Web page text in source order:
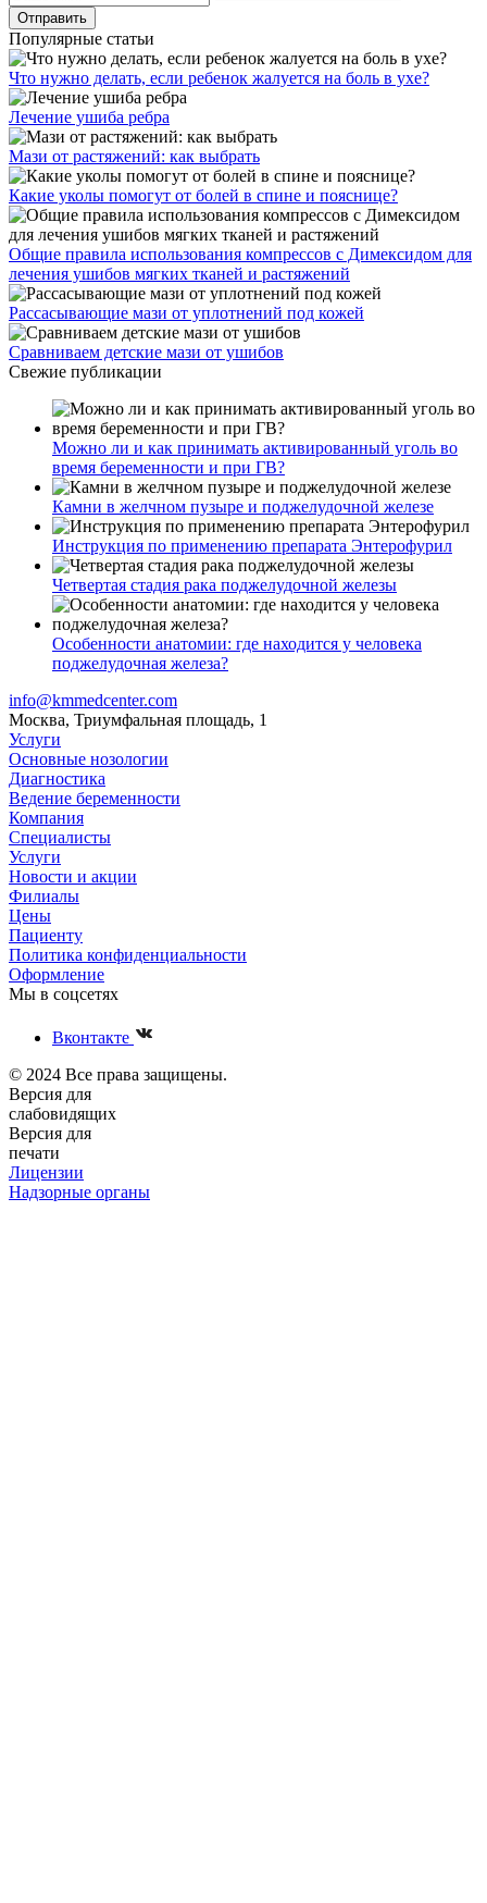
Популярные статьи
Что нужно делать, если ребенок жалуется на боль в ухе?
Лечение ушиба ребра
Мази от растяжений: как выбрать
Какие уколы помогут от болей в спине и пояснице?
Общие правила использования компрессов с Димексидом для
лечения ушибов мягких тканей и растяжений
Рассасывающие мази от уплотнений под кожей
Сравниваем детские мази от ушибов
Свежие публикации
Можно ли и как принимать активированный уголь во
время беременности и при ГВ?
Камни в желчном пузыре и поджелудочной железе
Инструкция по применению препарата Энтерофурил
Четвертая стадия рака поджелудочной железы
Особенности анатомии: где находится у человека
поджелудочная железа?
info@kmmedcenter.com
Москва, Триумфальная площадь, 1
Услуги
Основные нозологии
Диагностика
Ведение беременности
Компания
Специалисты
Услуги
Новости и акции
Филиалы
Цены
Пациенту
Политика конфиденциальности
Оформление
Мы в соцсетях
Вконтакте
© 2024 Все права защищены.
Версия для
слабовидящих
Версия для
печати
Лицензии
Надзорные органы